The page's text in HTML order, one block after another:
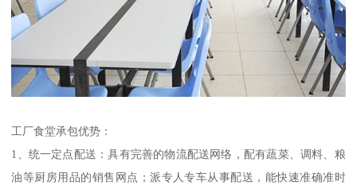
工厂食堂承包优势：
1、统一定点配送：具有完善的物流配送网络，配有蔬菜、调料、粮
油等厨房用品的销售网点；派专人专车从事配送，能快速准确准时